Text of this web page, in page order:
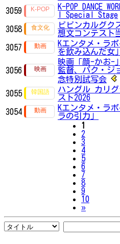
3059
K-POP DANCE
I Special Stage
3058
ビビンカルグク
想文コンテスト
3057
Kエンタメ・ラ
を飲み込んだ女」
3056
映画「顔-かお-
監督、パク・ジ
念特別試写会
3055
ハングル カリ
スト2026
3054
Kエンタメ・ラ
ラの引力」
1
2
3
4
5
6
7
8
9
10
»Next